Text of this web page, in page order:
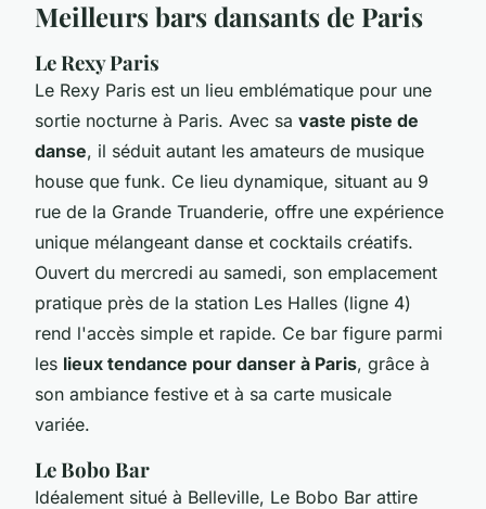
Meilleurs bars dansants de Paris
Le Rexy Paris
Le Rexy Paris est un lieu emblématique pour une
sortie nocturne à Paris. Avec sa vaste piste de
danse, il séduit autant les amateurs de musique
house que funk. Ce lieu dynamique, situant au 9
rue de la Grande Truanderie, offre une expérience
unique mélangeant danse et cocktails créatifs.
Ouvert du mercredi au samedi, son emplacement
pratique près de la station Les Halles (ligne 4)
rend l'accès simple et rapide. Ce bar figure parmi
les lieux tendance pour danser à Paris, grâce à
son ambiance festive et à sa carte musicale
variée.
Le Bobo Bar
Idéalement situé à Belleville, Le Bobo Bar attire